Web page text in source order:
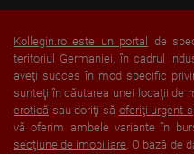
Kollegin.ro este un portal
de
teritoriul Germaniei, în cadrul
aveţi succes în mod specific
sunteţi în căutarea unei locaţii de
erotică sau doriţi să oferiţi urgent
vă oferim ambele variante în
secţiune de imobiliare. O bază de